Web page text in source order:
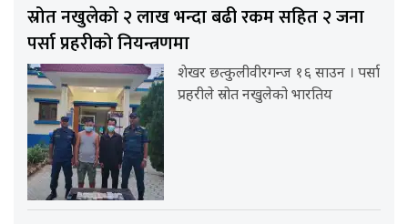
स्रोत नखुलेको २ लाख भन्दा बढी रकम सहित २ जना
पर्सा प्रहरीको नियन्त्रणमा
शेखर छत्कुलीवीरगन्ज १६ साउन । पर्सा
प्रहरीले स्रोत नखुलेको भारतिय